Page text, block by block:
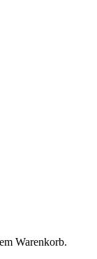
Warenkorb.